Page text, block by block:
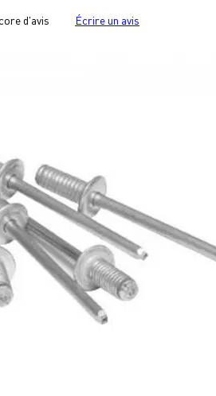
d'avis Écrire un avis